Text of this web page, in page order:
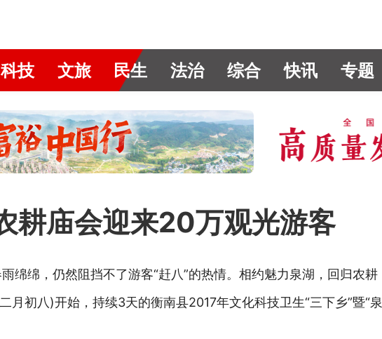
科技 文旅 民生 法治 综合 快讯 专题
耕庙会迎来20万观光游客
绵绵，仍然阻挡不了游客“赶八”的热情。相约魅力泉湖，回归农耕
初八)开始，持续3天的衡南县2017年文化科技卫生“三下乡”暨“泉